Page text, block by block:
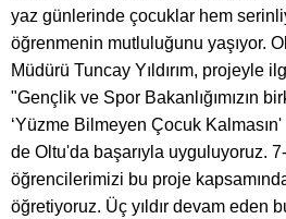
yaz günlerinde çocuklar hem
öğrenmenin mutluluğunu yaşıyor.
Müdürü Tuncay Yıldırım, projeyle
"Gençlik ve Spor Bakanlığımızın
‘Yüzme Bilmeyen Çocuk
de Oltu'da başarıyla uyguluyoruz.
öğrencilerimizi bu proje
öğretiyoruz. Üç yıldır devam eden